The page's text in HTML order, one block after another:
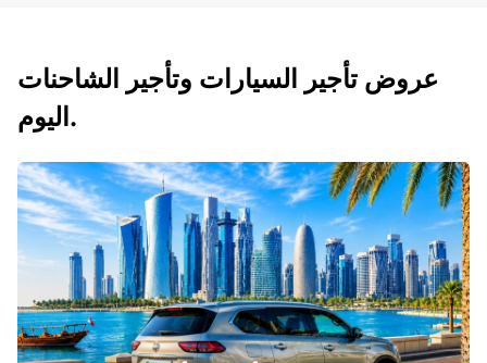
عروض تأجير السيارات وتأجير الشاحنات
اليوم.